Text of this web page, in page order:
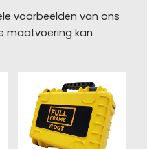
voorbeelden van ons
maatvoering kan